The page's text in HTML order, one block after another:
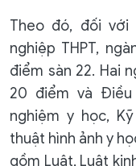
Theo đó, đối
nghiệp THPT,
điểm sàn 22. Hai
20 điểm và
nghiệm y học,
thuật hình ảnh y
gồm Luật, Luật